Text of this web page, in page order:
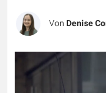
VonDenise